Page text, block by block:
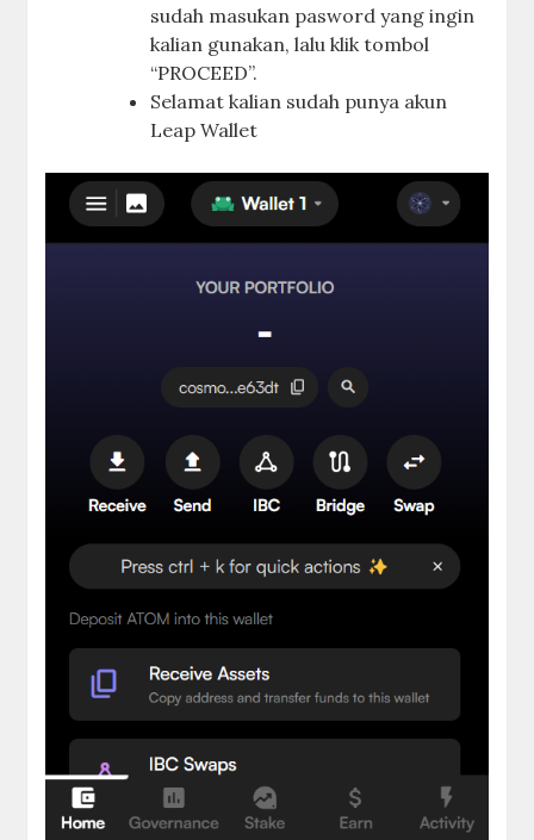
sudah masukan pasword yang ingin
kalian gunakan, lalu klik tombol
“PROCEED”.
Selamat kalian sudah punya akun
Leap Wallet